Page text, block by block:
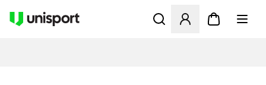
Åbner en Modal til at